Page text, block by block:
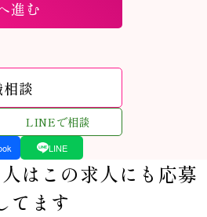
進む
談
LINEで相談
LINE
はこの求人にも応募
てます